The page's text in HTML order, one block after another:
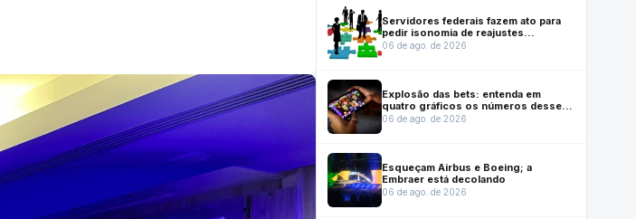
Servidores federais fazem ato para
pedir isonomia de reajustes
previstos em lei que reestruturou
06 de ago. de 2026
Explosão das bets: entenda em
quatro gráficos os números desse
mercado no Brasil
06 de ago. de 2026
Esqueçam Airbus e Boeing; a
Embraer está decolando
06 de ago. de 2026